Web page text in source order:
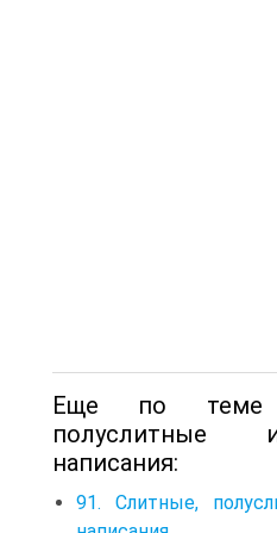
Еще по теме
полуслитные
написания:
91. Слитные,